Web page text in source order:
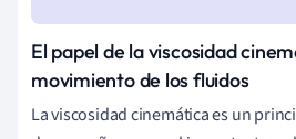
El papel de la viscosidad
movimiento de los fluidos
La viscosidad cinemática es un